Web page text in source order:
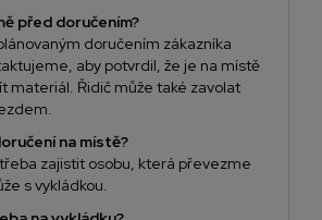
před doručením?
doručením zákazníka
aby potvrdil, že je na místě
materiál. Řidič může také zavolat
na místě?
zajistit osobu, která převezme
s vykládkou.